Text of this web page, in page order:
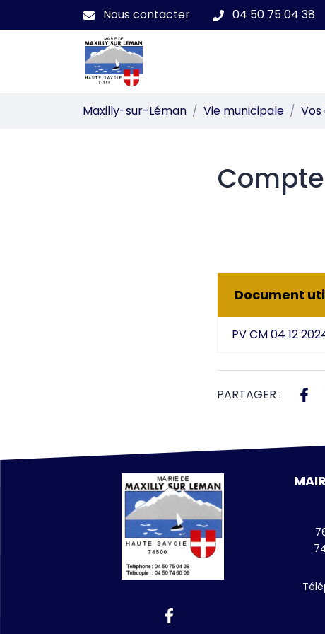
au
Nous contacter 04 50 75 04 38
Maxilly-sur-Léman
Maxilly-sur-Léman Vie municipale Vos
Document
PV CM 04 12
PARTAGER :